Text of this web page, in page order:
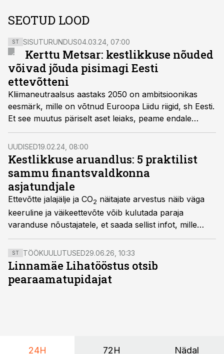
SEOTUD LOOD
ST SISUTURUNDUS04.03.24, 07:00
Kerttu Metsar: kestlikkuse nõuded
võivad jõuda pisimagi Eesti
ettevõtteni
Kliimaneutraalsus aastaks 2050 on ambitsioonikas
eesmärk, mille on võtnud Euroopa Liidu riigid, sh Eesti.
Et see muutus päriselt aset leiaks, peame endale
teadvustama, kuidas meie ise ümbritsevat mõjutame
või lausa kahjustame.
UUDISED19.02.24, 08:00
Kestlikkuse aruandlus: 5 praktilist
sammu finantsvaldkonna
asjatundjale
Ettevõtte jalajälje ja CO2 näitajate arvestus näib väga
keeruline ja väikeettevõte võib kulutada paraja
varanduse nõustajatele, et saada sellist infot, mille
hankimisega saaks ettevõte tegelikult ka ise hakkama.
ST TÖÖKUULUTUSED29.06.26, 10:33
Linnamäe Lihatööstus otsib
pearaamatupidajat
24H 72H Nädal